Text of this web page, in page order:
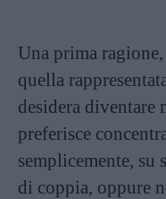
Una prima
quella
desidera diventare
preferisce
semplicemente, su
di coppia, oppure